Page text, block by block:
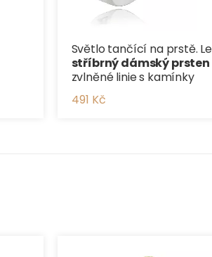
Světlo tančící na prstě.
stříbrný dámský prsten
zvlněné linie s kamínky
491 Kč